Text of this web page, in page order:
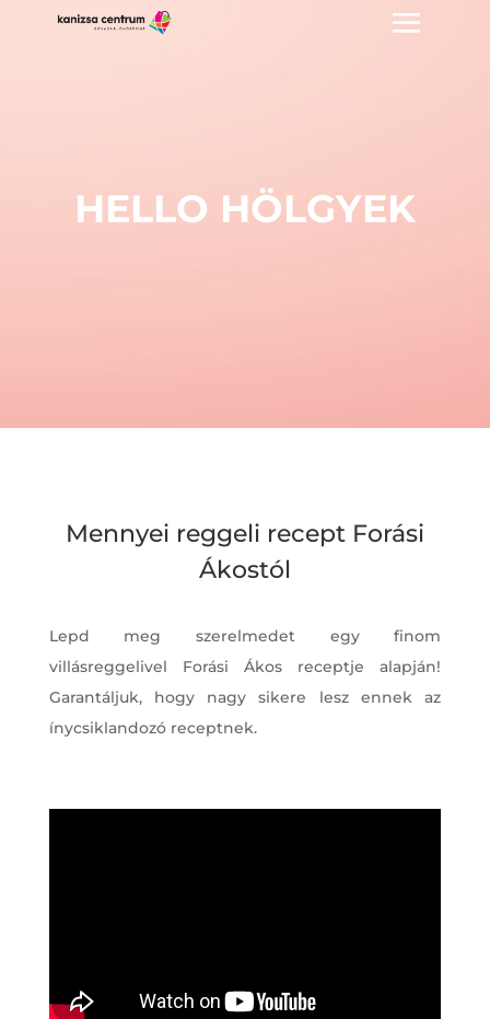
HELLO HÖLGYEK
Mennyei reggeli recept Forási
Ákostól
Lepd meg szerelmedet egy finom
villásreggelivel Forási Ákos receptje alapján!
Garantáljuk, hogy nagy sikere lesz ennek az
ínycsiklandozó receptnek.